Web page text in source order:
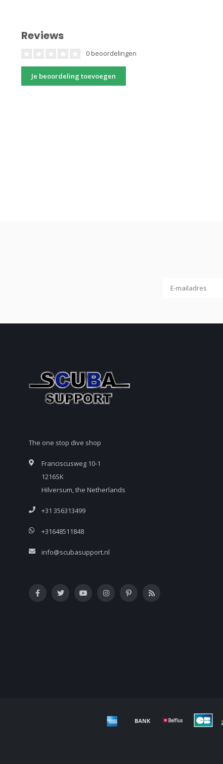
Reviews
0 beoordelingen
Je beoordeling toevoegen
The one stop dive shop
Franciscusweg 10-1
1216SK
Hilversum, the Netherlands
+31 356313499
+31648511848
info@scubasupport.nl